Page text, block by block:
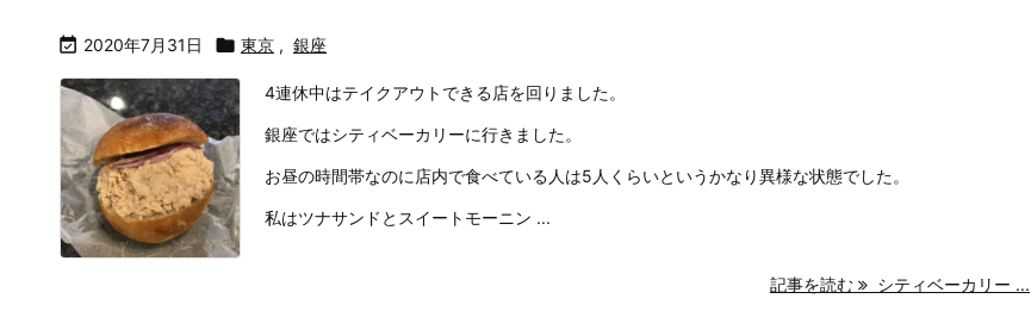
 2020年7月31日  東京 , 銀座
4連休中はテイクアウトできる店を回りました。
銀座ではシティベーカリーに行きました。
お昼の時間帯なのに店内で食べている人は5人くらいというかなり異様な状態でした。
私はツナサンドとスイートモーニン ...
記事を読む シティベーカリー ...